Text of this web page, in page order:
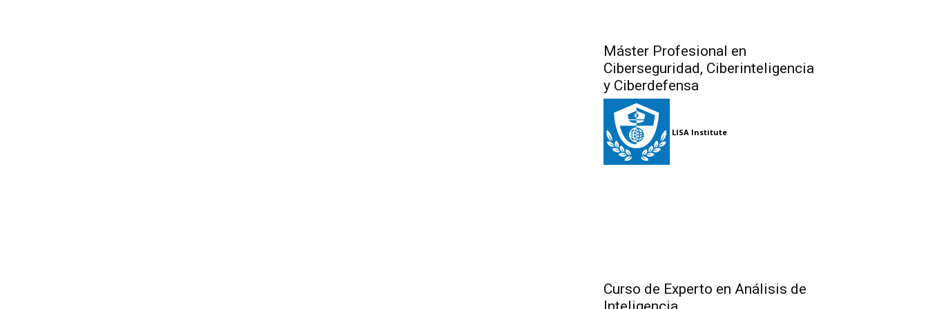
Máster Profesional en
Ciberseguridad, Ciberinteligencia
y Ciberdefensa
LISA Institute
Curso de Experto en Análisis de